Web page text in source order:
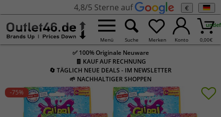
4,8/5 Sterne auf €
Menü Suche Merken Konto 0,00€
✅ 100% Originale Neuware
🧾 KAUF AUF RECHNUNG
🔄 TÄGLICH NEUE DEALS - IM NEWSLETTER
🌱 NACHHALTIGER SHOPPEN
-75%